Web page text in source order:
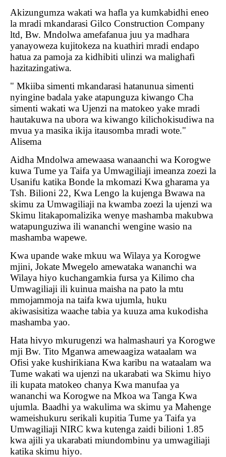
Akizungumza wakati wa hafla ya kumkabidhi eneo
la mradi mkandarasi Gilco Construction Company
ltd, Bw. Mndolwa amefafanua juu ya madhara
yanayoweza kujitokeza na kuathiri mradi endapo
hatua za pamoja za kidhibiti ulinzi wa malighafi
hazitazingatiwa.
" Mkiiba simenti mkandarasi hatanunua simenti
nyingine badala yake atapunguza kiwango Cha
simenti wakati wa Ujenzi na matokeo yake mradi
hautakuwa na ubora wa kiwango kilichokisudiwa na
mvua ya masika ikija itausomba mradi wote."
Alisema
Aidha Mndolwa amewaasa wanaanchi wa Korogwe
kuwa Tume ya Taifa ya Umwagiliaji imeanza zoezi la
Usanifu katika Bonde la mkomazi Kwa gharama ya
Tsh. Bilioni 22, Kwa Lengo la kujenga Bwawa na
skimu za Umwagiliaji na kwamba zoezi la ujenzi wa
Skimu litakapomalizika wenye mashamba makubwa
watapunguziwa ili wananchi wengine wasio na
mashamba wapewe.
Kwa upande wake mkuu wa Wilaya ya Korogwe
mjini, Jokate Mwegelo amewataka wananchi wa
Wilaya hiyo kuchangamkia fursa ya Kilimo cha
Umwagiliaji ili kuinua maisha na pato la mtu
mmojammoja na taifa kwa ujumla, huku
akiwasisitiza waache tabia ya kuuza ama kukodisha
mashamba yao.
Hata hivyo mkurugenzi wa halmashauri ya Korogwe
mji Bw. Tito Mganwa amewaagiza wataalam wa
Ofisi yake kushirikiana Kwa karibu na wataalam wa
Tume wakati wa ujenzi na ukarabati wa Skimu hiyo
ili kupata matokeo chanya Kwa manufaa ya
wananchi wa Korogwe na Mkoa wa Tanga Kwa
ujumla. Baadhi ya wakulima wa skimu ya Mahenge
wameishukuru serikali kupitia Tume ya Taifa ya
Umwagiliaji NIRC kwa kutenga zaidi bilioni 1.85
kwa ajili ya ukarabati miundombinu ya umwagiliaji
katika skimu hiyo.